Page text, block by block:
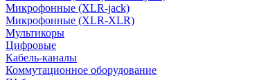
Микрофонные (XLR-jack)
Микрофонные (XLR-XLR)
Мультикоры
Цифровые
Кабель-каналы
Коммутационное оборудование